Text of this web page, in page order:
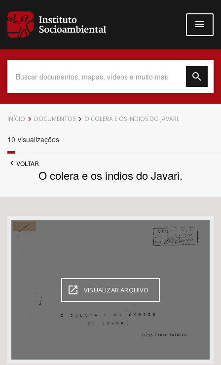
para
conteúdo
Data do Documento
Até
INÍCIO DOCUMENTOS O COLERA E OS INDIOS DO JAVARI.
10 visualizações
VOLTAR
O colera e os indios do Javari.
VISUALIZAR ARQUIVO